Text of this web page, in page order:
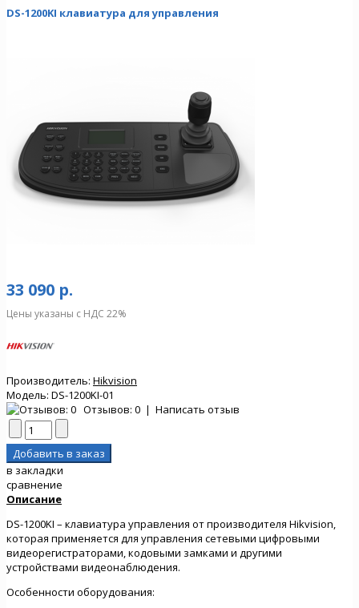
DS-1200KI клавиатура для управления
33 090 р.
Цены указаны с НДС 22%
Производитель: Hikvision
Модель: DS-1200KI-01
Отзывов: 0 | Написать отзыв
в закладки
сравнение
Описание
DS-1200KI – клавиатура управления от производителя Hikvision,
которая применяется для управления сетевыми цифровыми
видеорегистраторами, кодовыми замками и другими
устройствами видеонаблюдения.
Особенности оборудования: